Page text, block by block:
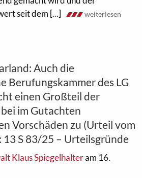
seit dem [...]
weiterlesen
Auch die
Berufungskammer des LG
einen Großteil der
im Gutachten
Vorschäden zu (Urteil vom
13 S 83/25 – Urteilsgründe
Klaus Spiegelhalteram 16.